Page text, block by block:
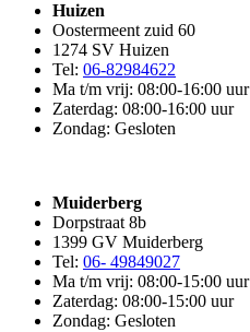
Huizen
Oostermeent zuid 60
1274 SV Huizen
Tel: 06-82984622
Ma t/m vrij: 08:00-16:00 uur
Zaterdag: 08:00-16:00 uur
Zondag: Gesloten
Muiderberg
Dorpstraat 8b
1399 GV Muiderberg
Tel: 06- 49849027
Ma t/m vrij: 08:00-15:00 uur
Zaterdag: 08:00-15:00 uur
Zondag: Gesloten